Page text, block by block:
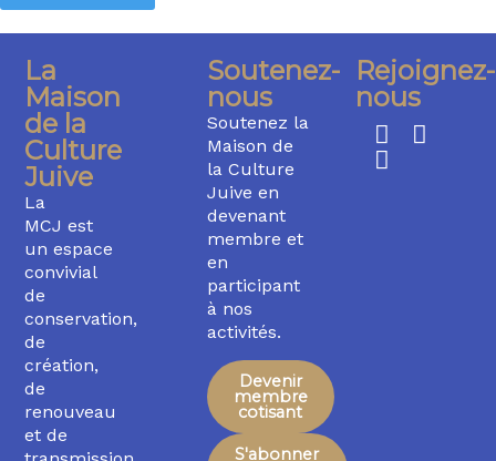
La
Maison
de la
Culture
Juive
La
MCJ est
un espace
convivial
de
conservation,
de
création,
de
renouveau
et de
Soutenez-
nous
Soutenez la
Maison de
la Culture
Juive en
devenant
membre et
en
participant
à nos
activités.
Devenir
membre
cotisant
S'abonner
Rejoignez-
nous